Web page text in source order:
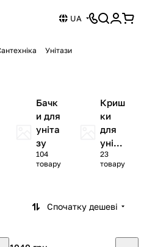
UA
Унітази
Бачк
и для
уніта
зу
104
товару
Криш
ки
для
уніта
зу
23
товару
Спочатку дешеві